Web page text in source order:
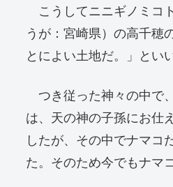
こうしてニニギノミコ
うが：宮崎県）の高千穂
とによい土地だ。」とい
つき従った神々の中で
は、天の神の子孫にお仕
したが、その中でナマコ
た。そのため今でもナマ